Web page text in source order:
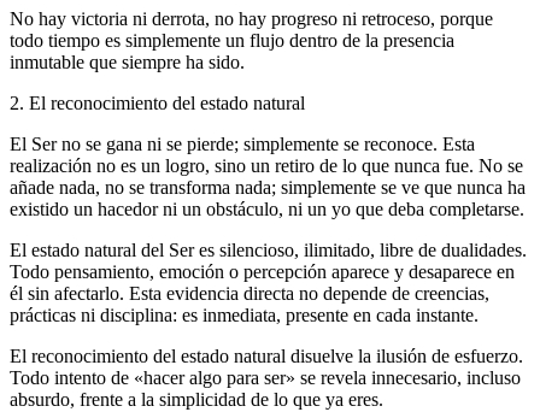
No hay victoria ni derrota, no hay progreso ni retroceso, porque
todo tiempo es simplemente un flujo dentro de la presencia
inmutable que siempre ha sido.
2. El reconocimiento del estado natural
El Ser no se gana ni se pierde; simplemente se reconoce. Esta
realización no es un logro, sino un retiro de lo que nunca fue. No se
añade nada, no se transforma nada; simplemente se ve que nunca ha
existido un hacedor ni un obstáculo, ni un yo que deba completarse.
El estado natural del Ser es silencioso, ilimitado, libre de dualidades.
Todo pensamiento, emoción o percepción aparece y desaparece en
él sin afectarlo. Esta evidencia directa no depende de creencias,
prácticas ni disciplina: es inmediata, presente en cada instante.
El reconocimiento del estado natural disuelve la ilusión de esfuerzo.
Todo intento de «hacer algo para ser» se revela innecesario, incluso
absurdo, frente a la simplicidad de lo que ya eres.